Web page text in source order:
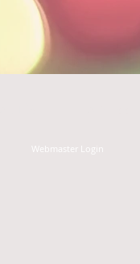
Webmaster Login